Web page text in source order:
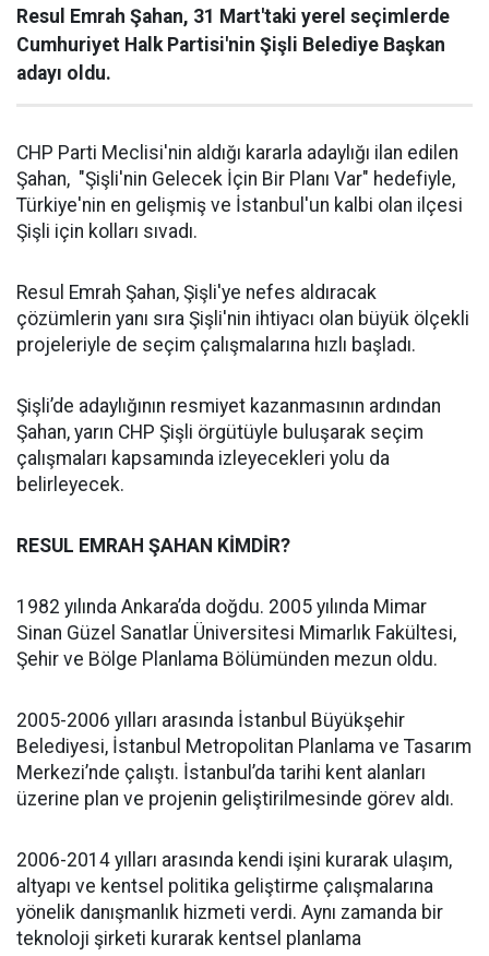
Resul Emrah Şahan, 31 Mart'taki yerel seçimlerde
Cumhuriyet Halk Partisi'nin Şişli Belediye Başkan
adayı oldu.
CHP Parti Meclisi'nin aldığı kararla adaylığı ilan edilen
Şahan, "Şişli'nin Gelecek İçin Bir Planı Var" hedefiyle,
Türkiye'nin en gelişmiş ve İstanbul'un kalbi olan ilçesi
Şişli için kolları sıvadı.
Resul Emrah Şahan, Şişli'ye nefes aldıracak
çözümlerin yanı sıra Şişli'nin ihtiyacı olan büyük ölçekli
projeleriyle de seçim çalışmalarına hızlı başladı.
Şişli’de adaylığının resmiyet kazanmasının ardından
Şahan, yarın CHP Şişli örgütüyle buluşarak seçim
çalışmaları kapsamında izleyecekleri yolu da
belirleyecek.
RESUL EMRAH ŞAHAN KİMDİR?
1982 yılında Ankara’da doğdu. 2005 yılında Mimar
Sinan Güzel Sanatlar Üniversitesi Mimarlık Fakültesi,
Şehir ve Bölge Planlama Bölümünden mezun oldu.
2005-2006 yılları arasında İstanbul Büyükşehir
Belediyesi, İstanbul Metropolitan Planlama ve Tasarım
Merkezi’nde çalıştı. İstanbul’da tarihi kent alanları
üzerine plan ve projenin geliştirilmesinde görev aldı.
2006-2014 yılları arasında kendi işini kurarak ulaşım,
altyapı ve kentsel politika geliştirme çalışmalarına
yönelik danışmanlık hizmeti verdi. Aynı zamanda bir
teknoloji şirketi kurarak kentsel planlama